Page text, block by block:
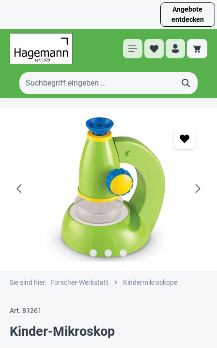
Angebote
entdecken
Sie sind hier: Forscher-Werkstatt Kindermikroskope
Art. 81261
Kinder-Mikroskop